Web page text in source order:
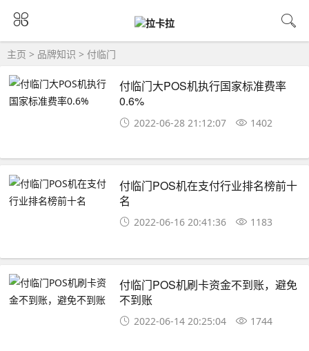
主页 > 品牌知识 > 付临门
付临门大POS机执行国家标准费率
0.6%
2022-06-28 21:12:07 1402
付临门POS机在支付行业排名榜前十
名
2022-06-16 20:41:36 1183
付临门POS机刷卡资金不到账，避免
不到账
2022-06-14 20:25:04 1744